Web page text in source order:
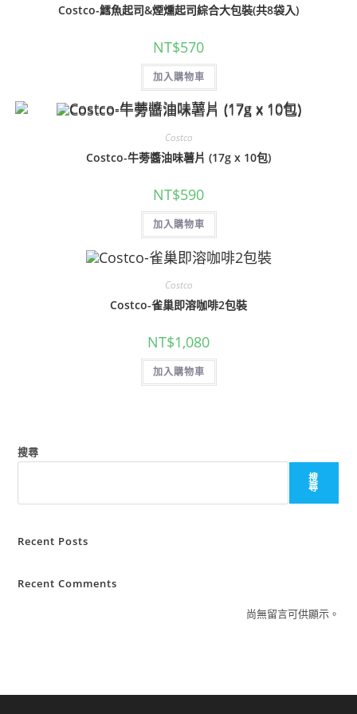
Costco-鱈魚起司&煙燻起司綜合大包裝(共8袋入)
NT$570
加入購物車
Costco
Costco-牛蒡醬油味薯片 (17g x 10包)
NT$590
加入購物車
Costco
Costco-雀巢即溶咖啡2包裝
NT$1,080
加入購物車
搜尋
搜
尋
Recent Posts
Recent Comments
尚無留言可供顯示。